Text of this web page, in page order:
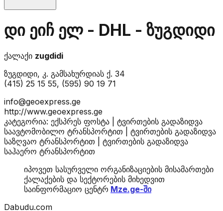
დი ეიჩ ელ - DHL - ზუგდიდი
ქალაქი zugdidi
ზუგდიდი, კ. გამსახურდიას ქ. 34
(415) 25 15 55, (595) 90 19 71
info@geoexpress.ge
http://www.geoexpress.ge
კატეგორია: ექსპრეს ფოსტა | ტვირთების გადაზიდვა
საავტომობილო ტრანსპორტით | ტვირთების გადაზიდვა
საზღვაო ტრანსპორტით | ტვირთების გადაზიდვა
საჰაერო ტრანსპორტით
იპოვეთ სასურველი ორგანიზაციების მისამართები
ქალაქების და სექტორების მიხედვით
საინფორმაციო ცენტრ Mze.ge-ში
Dabudu.com